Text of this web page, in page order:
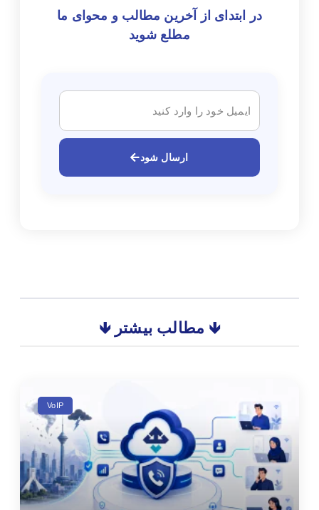
در ابتدای از آخرین مطالب و محوای ما
مطلع شوید
ارسال شود
🡻 مطالب بیشتر 🡻
VoIP